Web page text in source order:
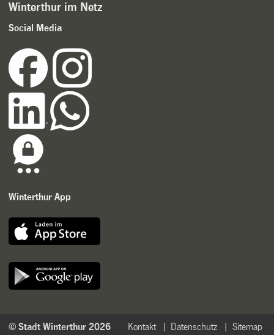
Winterthur im Netz
Social Media
Winterthur App
Sitemap
Datenschutz
Kontakt
© Stadt Winterthur 2026